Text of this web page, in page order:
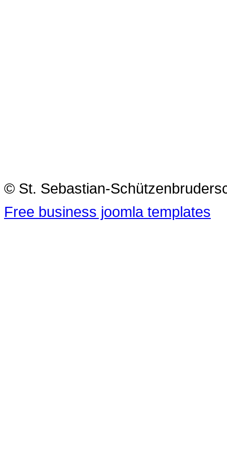
© St. Sebastian-
Free business joomla templates